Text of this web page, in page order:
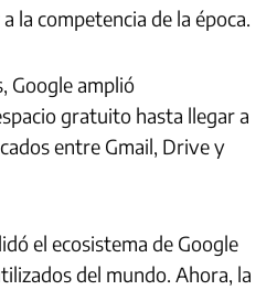
la competencia de la época.
Google amplió
gratuito hasta llegar a
entre Gmail, Drive y
el ecosistema de Google
del mundo. Ahora, la